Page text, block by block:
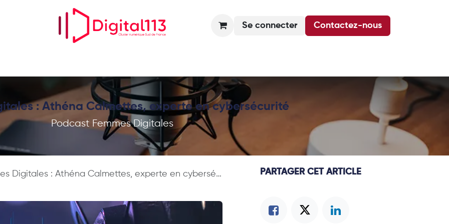
Se connecter Contactez-nous
: Athéna Calmettes, experte en cybersécurité
Podcast Femmes Digitales
Digitales : Athéna Calmettes, experte en cybersécurité PARTAGER CET ARTICLE